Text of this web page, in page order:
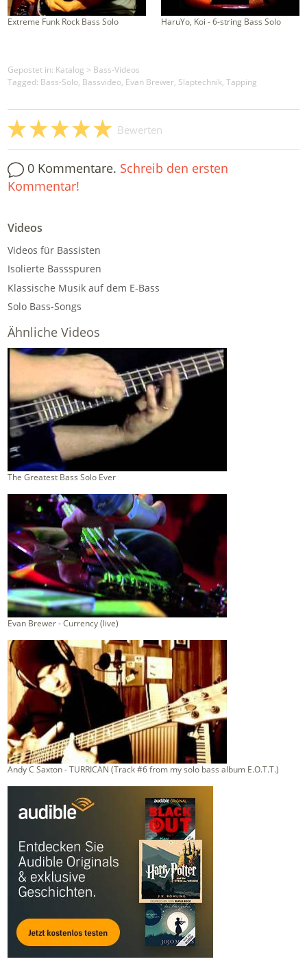
Extreme Funk Rock Bass Solo HaruYo, Koi - 6-string Bass Solo
Gepostet in: Katalog > Bass-Videos
Tagged: Bass-Solo, Bassvideo, Evan Brewer, Slaptechnik, Tapping
Bewerten
0 Kommentare. Schreib den ersten
Kommentar!
Videos
Videos für Bassisten
Isolierte Bassspuren
Klassische Musik auf dem E-Bass
Solo Bass-Songs
Ähnliche Videos
The Greatest Bass Solo Ever
Evan Brewer - Currency (live)
Andy C Saxton - TURRICAN (Track #6 from my solo bass album E.O.T.T.)